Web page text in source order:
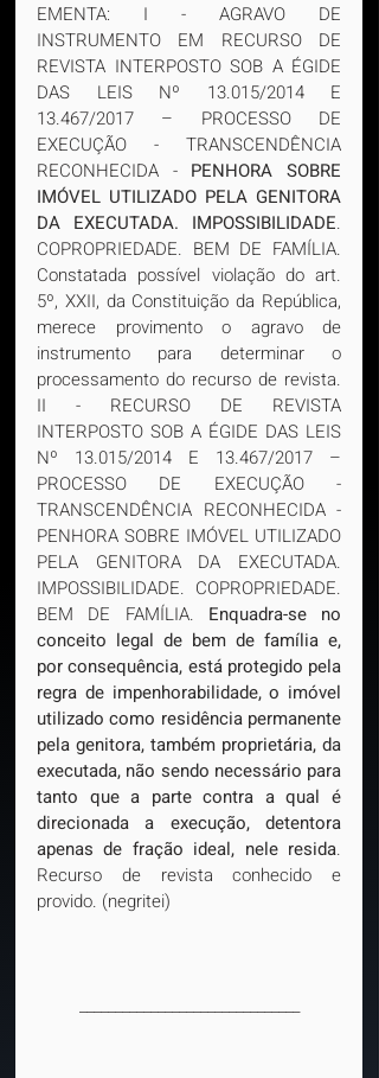
EMENTA: I - AGRAVO DE
INSTRUMENTO EM RECURSO DE
REVISTA INTERPOSTO SOB A ÉGIDE
DAS LEIS Nº 13.015/2014 E
13.467/2017 – PROCESSO DE
EXECUÇÃO - TRANSCENDÊNCIA
RECONHECIDA - PENHORA SOBRE
IMÓVEL UTILIZADO PELA GENITORA
DA EXECUTADA. IMPOSSIBILIDADE.
COPROPRIEDADE. BEM DE FAMÍLIA.
Constatada possível violação do art.
5º, XXII, da Constituição da República,
merece provimento o agravo de
instrumento para determinar o
processamento do recurso de revista.
II - RECURSO DE REVISTA
INTERPOSTO SOB A ÉGIDE DAS LEIS
Nº 13.015/2014 E 13.467/2017 –
PROCESSO DE EXECUÇÃO -
TRANSCENDÊNCIA RECONHECIDA -
PENHORA SOBRE IMÓVEL UTILIZADO
PELA GENITORA DA EXECUTADA.
IMPOSSIBILIDADE. COPROPRIEDADE.
BEM DE FAMÍLIA. Enquadra-se no
conceito legal de bem de família e,
por consequência, está protegido pela
regra de impenhorabilidade, o imóvel
utilizado como residência permanente
pela genitora, também proprietária, da
executada, não sendo necessário para
tanto que a parte contra a qual é
direcionada a execução, detentora
apenas de fração ideal, nele resida.
Recurso de revista conhecido e
provido. (negritei)
_______________________________